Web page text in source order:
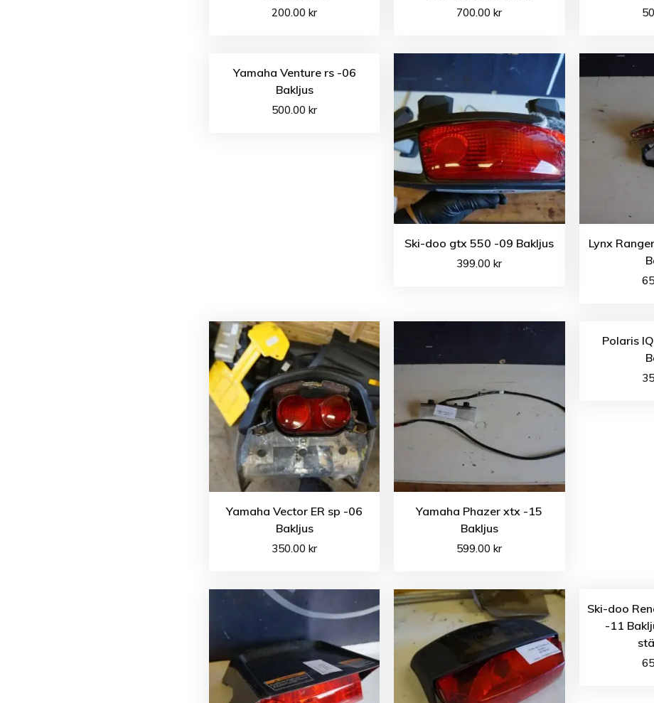
200.00kr 700.00kr
Yamaha Venture rs -06
Bakljus
500.00kr
Ski-doo gtx 550 -09 Bakljus
399.00kr
Lynx
Yamaha Vector ER sp -06
Bakljus
350.00kr
Yamaha Phazer xtx -15
Bakljus
599.00kr
Polaris
Ski-doo
-11